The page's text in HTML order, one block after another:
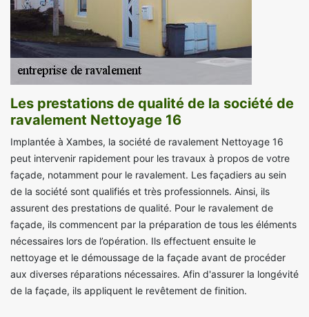
Les prestations de qualité de la société de
ravalement Nettoyage 16
Implantée à Xambes, la société de ravalement Nettoyage 16
peut intervenir rapidement pour les travaux à propos de votre
façade, notamment pour le ravalement. Les façadiers au sein
de la société sont qualifiés et très professionnels. Ainsi, ils
assurent des prestations de qualité. Pour le ravalement de
façade, ils commencent par la préparation de tous les éléments
nécessaires lors de l’opération. Ils effectuent ensuite le
nettoyage et le démoussage de la façade avant de procéder
aux diverses réparations nécessaires. Afin d'assurer la longévité
de la façade, ils appliquent le revêtement de finition.